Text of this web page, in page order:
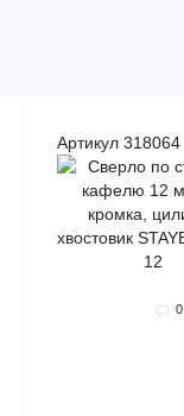
Артикул 318064
0